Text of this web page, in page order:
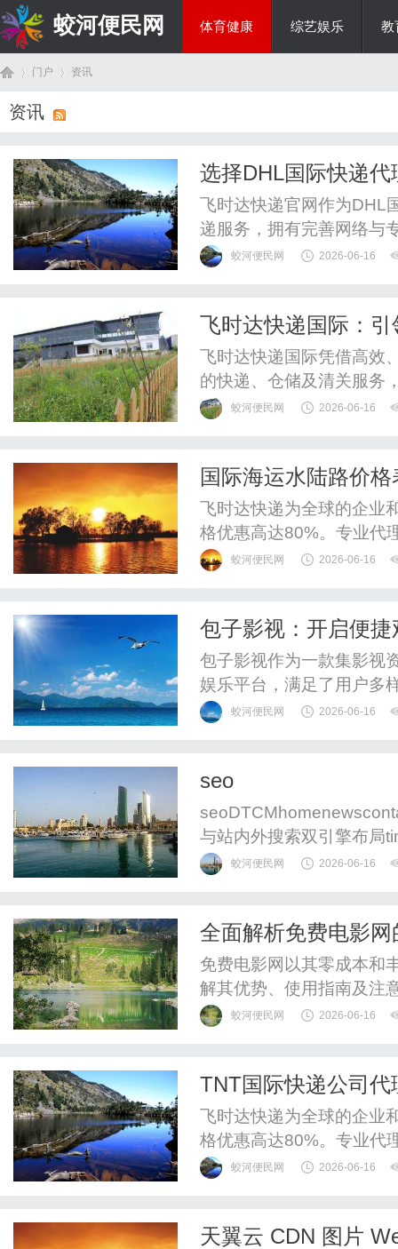
蛟河便民网 体育健康 综艺娱乐 教
门户 资讯
资讯
选择DHL国际快递
物流畅通无阻
飞时达快递官网作为DHL
递服务，拥有完善网络与
蛟河便民网 2026-06-16
飞时达快递国际：
飞时达快递国际凭借高效
的快递、仓储及清关服务
蛟河便民网 2026-06-16
国际海运水陆路价
费，免费取件邮政
飞时达快递为全球的企业
格优惠高达80%。专业代
递、UPS国际快递、
1583430000加拿大...
蛟河便民网 2026-06-16
包子影视：开启便
包子影视作为一款集影视
娱乐平台，满足了用户多
蛟河便民网 2026-06-16
seo
与站内外搜索双引擎布局
由赞同率（赞同/赞同+反
蛟河便民网 2026-06-16
全面解析免费电影
验
免费电影网以其零成本和
解其优势、使用指南及注
蛟河便民网 2026-06-16
TNT国际快递公司
物流TNT大货促销
飞时达快递为全球的企业
格优惠高达80%。专业代
递、UPS国际快递、
递全球特快经济速递重量/
蛟河便民网 2026-06-16
天翼云 CDN 图片